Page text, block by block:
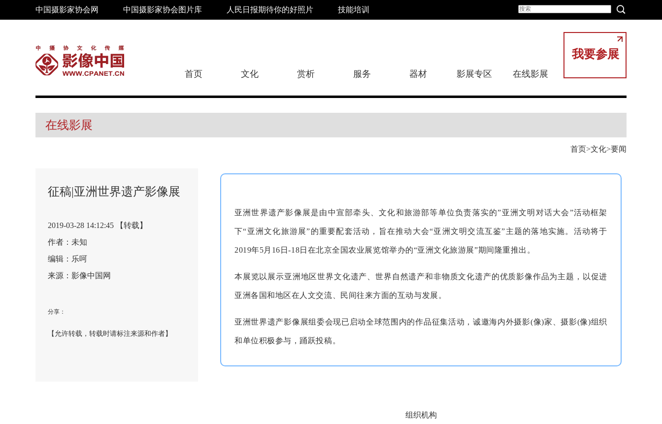
中国摄影家协会网 中国摄影家协会图片库 人民日报期待你的好照片 技能培训
我要参展
首页 文化 赏析 服务 器材 影展专区 在线影展
在线影展
首页 文化 要闻
征稿|亚洲世界遗产影像展
2019-03-28 14:12:45 【转载】
作者：未知
编辑：乐呵
来源：影像中国网
分享：
【允许转载，转载时请标注来源和作者】
亚洲世界遗产影像展是由中宣部牵头、文化和旅游部等单位负责落实的”亚洲文明对话大会”活动框架
下“亚洲文化旅游展”的重要配套活动，旨在推动大会“亚洲文明交流互鉴”主题的落地实施。活动将于
2019年5月16日-18日在北京全国农业展览馆举办的“亚洲文化旅游展”期间隆重推出。
本展览以展示亚洲地区世界文化遗产、世界自然遗产和非物质文化遗产的优质影像作品为主题，以促进
亚洲各国和地区在人文交流、民间往来方面的互动与发展。
亚洲世界遗产影像展组委会现已启动全球范围内的作品征集活动，诚邀海内外摄影(像)家、摄影(像)组织
和单位积极参与，踊跃投稿。
组织机构